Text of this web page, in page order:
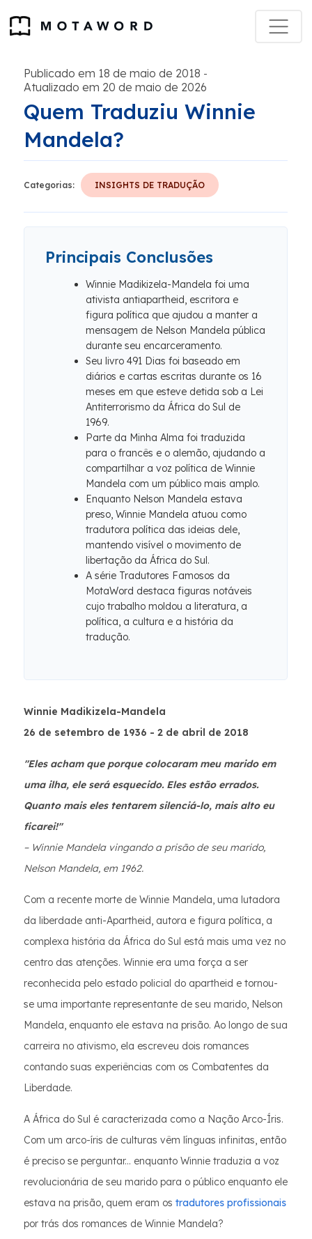
Publicado em 18 de maio de 2018 -
Atualizado em 20 de maio de 2026
Quem Traduziu Winnie
Mandela?
Categorias: INSIGHTS DE TRADUÇÃO
Principais Conclusões
Winnie Madikizela-Mandela foi uma
ativista antiapartheid, escritora e
figura política que ajudou a manter a
mensagem de Nelson Mandela pública
durante seu encarceramento.
Seu livro 491 Dias foi baseado em
diários e cartas escritas durante os 16
meses em que esteve detida sob a Lei
Antiterrorismo da África do Sul de
1969.
Parte da Minha Alma foi traduzida
para o francês e o alemão, ajudando a
compartilhar a voz política de Winnie
Mandela com um público mais amplo.
Enquanto Nelson Mandela estava
preso, Winnie Mandela atuou como
tradutora política das ideias dele,
mantendo visível o movimento de
libertação da África do Sul.
A série Tradutores Famosos da
MotaWord destaca figuras notáveis ​​
cujo trabalho moldou a literatura, a
política, a cultura e a história da
tradução.
Winnie Madikizela-Mandela
26 de setembro de 1936 - 2 de abril de 2018
"Eles acham que porque colocaram meu marido em
uma ilha, ele será esquecido. Eles estão errados.
Quanto mais eles tentarem silenciá-lo, mais alto eu
ficarei!"
– Winnie Mandela vingando a prisão de seu marido,
Nelson Mandela, em 1962.
Com a recente morte de Winnie Mandela, uma lutadora
da liberdade anti-Apartheid, autora e figura política, a
complexa história da África do Sul está mais uma vez no
centro das atenções. Winnie era uma força a ser
reconhecida pelo estado policial do apartheid e tornou-
se uma importante representante de seu marido, Nelson
Mandela, enquanto ele estava na prisão. Ao longo de sua
carreira no ativismo, ela escreveu dois romances
contando suas experiências com os Combatentes da
Liberdade.
A África do Sul é caracterizada como a Nação Arco-Íris.
Com um arco-íris de culturas vêm línguas infinitas, então
é preciso se perguntar... enquanto Winnie traduzia a voz
revolucionária de seu marido para o público enquanto ele
estava na prisão, quem eram os tradutores profissionais
por trás dos romances de Winnie Mandela?